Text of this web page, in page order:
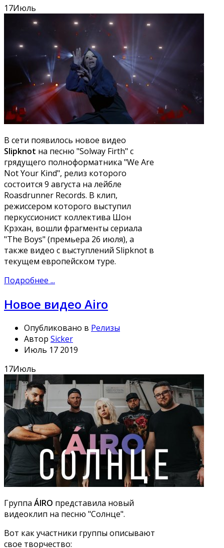
17Июль
В сети появилось новое видео
Slipknot на песню "Solway Firth" с
грядущего полноформатника "We Are
Not Your Kind", релиз которого
состоится 9 августа на лейбле
Roasdrunner Records. В клип,
режиссером которого выступил
перкуссионист коллектива Шон
Крэхан, вошли фрагменты сериала
"The Boys" (премьера 26 июля), а
также видео с выступлений Slipknot в
текущем европейском туре.
Подробнее ...
Новое видео Airo
Опубликовано в Релизы
Автор Sicker
Июль 17 2019
17Июль
Группа ÁIRO представила новый
видеоклип на песню "Солнце".
Вот как участники группы описывают
свое творчество: